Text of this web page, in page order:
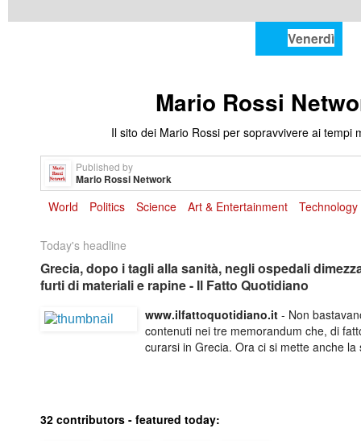
Venerdì
Mario Rossi
Il sito dei Mario Rossi per sopravvivere ai tempi
Published by
Mario Rossi Network
World Politics Science Art & Entertainment Technology
Today's headline
Grecia, dopo i tagli alla sanità, negli ospedali
furti di materiali e rapine - Il Fatto Quotidiano
www­.ilfattoquotidiano­.it - Non
contenuti nei tre memorandum che, di
curarsi in Grecia. Ora ci si mette anche la
32 contributors - featured today: